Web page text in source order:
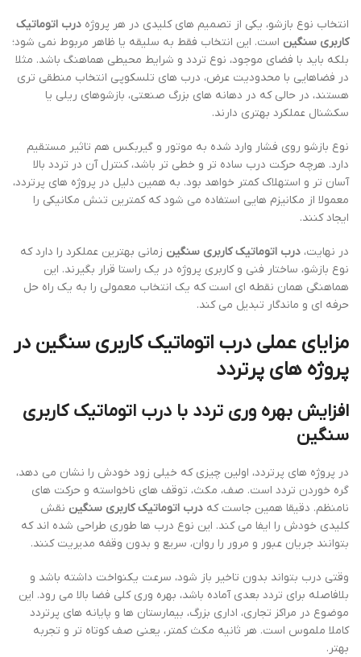
انتخاب نوع بازشو، یکی از تصمیم های کلیدی در هر پروژه درب اتوماتیک
کاربری سنگین است. این انتخاب فقط به سلیقه یا ظاهر مربوط نمی شود؛
بلکه باید با فضای موجود، نوع تردد و شرایط محیطی هماهنگ باشد. مثلا
در فضاهایی با محدودیت عرض، درب های تلسکوپی انتخاب منطقی تری
هستند، در حالی که در دهانه های بزرگ صنعتی، بازشوهای ریلی یا
سکشنال عملکرد بهتری دارند.
نوع بازشو روی فشار وارد شده به موتور و گیربکس هم تاثیر مستقیم
دارد. هرچه حرکت درب ساده تر و خطی تر باشد، کنترل آن در تردد بالا
آسان تر و استهلاک کمتر خواهد بود. به همین دلیل در پروژه های پرتردد،
معمولا از مکانیزم هایی استفاده می شود که کمترین تنش مکانیکی را
ایجاد کنند.
در نهایت، درب اتوماتیک کاربری سنگین زمانی بهترین عملکرد را دارد که
نوع بازشو، ساختار فنی و کاربری پروژه در یک راستا قرار بگیرند. این
هماهنگی همان نقطه ای است که یک انتخاب معمولی را به یک راه حل
حرفه ای و ماندگار تبدیل می کند.
مزایای عملی درب اتوماتیک کاربری سنگین در
پروژه های پرتردد
افزایش بهره وری تردد با درب اتوماتیک کاربری
سنگین
در پروژه های پرتردد، اولین چیزی که خیلی زود خودش را نشان می دهد،
گره خوردن تردد است. صف، مکث، توقف های ناخواسته و حرکت های
نامنظم. دقیقا همین جاست که درب اتوماتیک کاربری سنگین نقش
کلیدی خودش را ایفا می کند. این نوع درب ها طوری طراحی شده اند که
بتوانند جریان عبور و مرور را روان، سریع و بدون وقفه مدیریت کنند.
وقتی درب بتواند بدون تاخیر باز شود، سرعت یکنواخت داشته باشد و
بلافاصله برای تردد بعدی آماده باشد، بهره وری کلی فضا بالا می رود. این
موضوع در مراکز تجاری، اداری بزرگ، بیمارستان ها و پایانه های پرتردد
کاملا ملموس است. هر ثانیه مکث کمتر، یعنی صف کوتاه تر و تجربه
بهتر.